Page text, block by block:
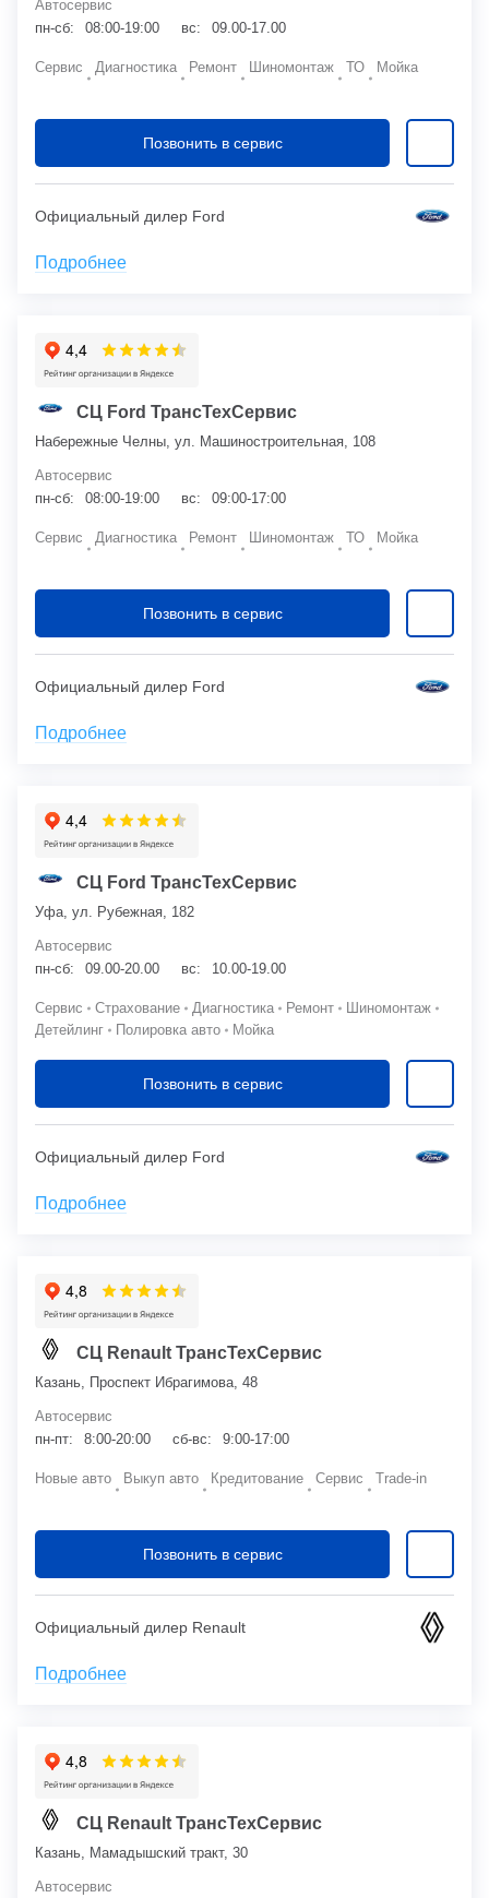
Автосервис
пн-сб:
08:00-19:00 вс: 09.00-17.00
Сервис Диагностика Ремонт Шиномонтаж ТО Мойка
Позвонить в сервис
Официальный дилер Ford
Подробнее
СЦ Ford ТрансТехСервис
Набережные Челны, ул. Машиностроительная, 108
Автосервис
пн-сб:
08:00-19:00 вс: 09:00-17:00
Сервис Диагностика Ремонт Шиномонтаж ТО Мойка
Позвонить в сервис
Официальный дилер Ford
Подробнее
СЦ Ford ТрансТехСервис
Уфа, ул. Рубежная, 182
Автосервис
пн-сб:
09.00-20.00 вс: 10.00-19.00
Сервис Страхование Диагностика Ремонт
Шиномонтаж
Детейлинг
Полировка авто Мойка
Позвонить в сервис
Официальный дилер Ford
Подробнее
СЦ Renault ТрансТехСервис
Казань, Проспект Ибрагимова, 48
Автосервис
пн-пт:
8:00-20:00 сб-вс: 9:00-17:00
Новые авто Выкуп авто Кредитование Сервис Trade-in
Позвонить в сервис
Официальный дилер Renault
Подробнее
СЦ Renault ТрансТехСервис
Казань, Мамадышский тракт, 30
Автосервис